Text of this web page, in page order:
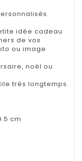
idée cadeau
de vos
ou image
noël ou
très longtemps.
cm